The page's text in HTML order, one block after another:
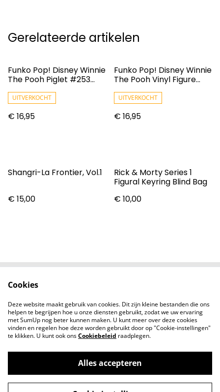
Gerelateerde artikelen
Funko Pop! Disney Winnie
The Pooh Piglet #253
UITVERKOCHT
€ 16,95
Funko Pop! Disney Winnie
The Pooh Vinyl Figure
UITVERKOCHT
€ 16,95
Shangri-La Frontier, Vol.1
€ 15,00
Rick & Morty Series 1
Figural Keyring Blind Bag
€ 10,00
Privacybeleid
Cookiebeleid
Nieuwsberichten
©2026Zodiac Collectibles
Cookies
Deze website maakt gebruik van cookies. Dit zijn kleine bestanden die ons
helpen te begrijpen hoe u onze diensten gebruikt, zodat we uw ervaring
met SumUp nog beter kunnen maken. U kunt meer over deze cookies
vinden en regelen hoe deze worden gebruikt door op "Cookie-instellingen"
te klikken. U kunt ook onsCookiebeleid raadplegen.
Alles accepteren